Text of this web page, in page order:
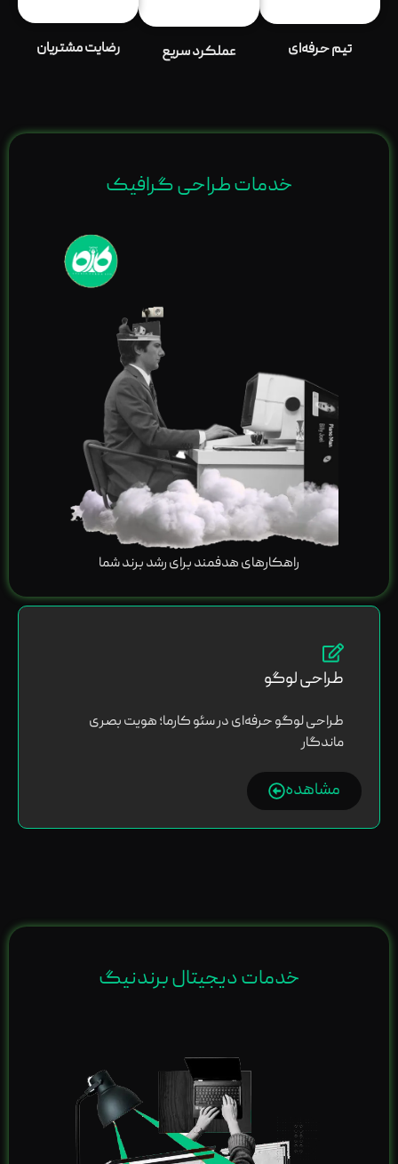
تیم حرفه‌ای عملکرد سریع رضایت مشتریان
خدمات طراحی گرافیک
راهکارهای هدفمند برای رشد برند شما
طراحی لوگو
طراحی لوگو حرفه‌ای در سئو کارما؛ هویت بصری
ماندگار
مشاهده
خدمات دیجیتال برندنیگ